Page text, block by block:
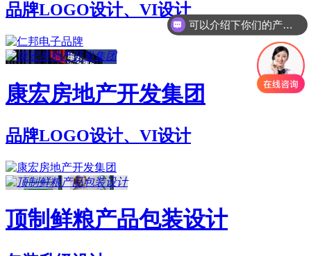
品牌LOGO设计、VI设计
康宏房地产开发集团
品牌LOGO设计、VI设计
顶制鲜粮产品包装设计
可以介绍下你们的产品么